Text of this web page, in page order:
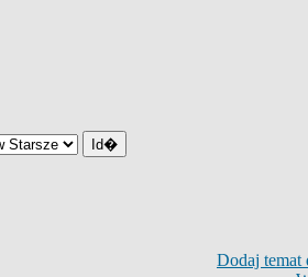
Dodaj temat